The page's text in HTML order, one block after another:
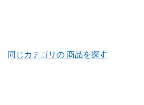
同じカテゴリの 商品を探す